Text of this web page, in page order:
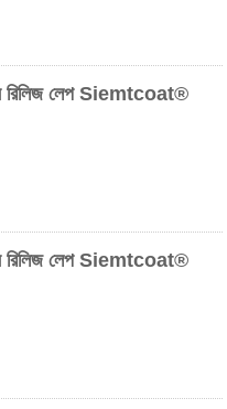
রিলিজ লেপ Siemtcoat®
রিলিজ লেপ Siemtcoat®